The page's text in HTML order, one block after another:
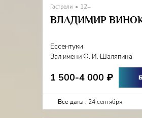
Гастроли 12+
ВЛАДИМИР
Ессентуки
Зал имени Ф. И. Шаляпина
1 500-4 000 ₽
Все даты : 24 сентября